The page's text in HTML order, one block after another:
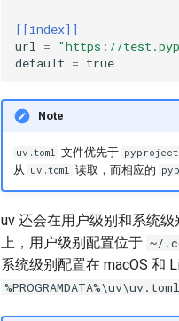
[[index]]
url =
"https://
default = true
Note
uv.toml 文件优先于
从 uv.toml 读取，而相应的
uv 还会在用户级别和系统级
上，用户级别配置位于 ~/
系统级别配置在 macOS 和
%PROGRAMDATA%\uv\uv.toml